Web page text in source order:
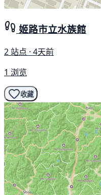
姬路市立水族館
2 站点 · 4天前
1 浏览
收藏